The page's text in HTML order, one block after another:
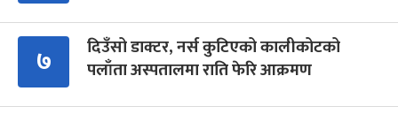
७
दिउँसो डाक्टर, नर्स कुटिएको कालीकोटको
पलाँता अस्पतालमा राति फेरि आक्रमण